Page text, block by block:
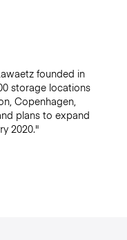
founded in
storage locations
Copenhagen,
plans to expand
2020."